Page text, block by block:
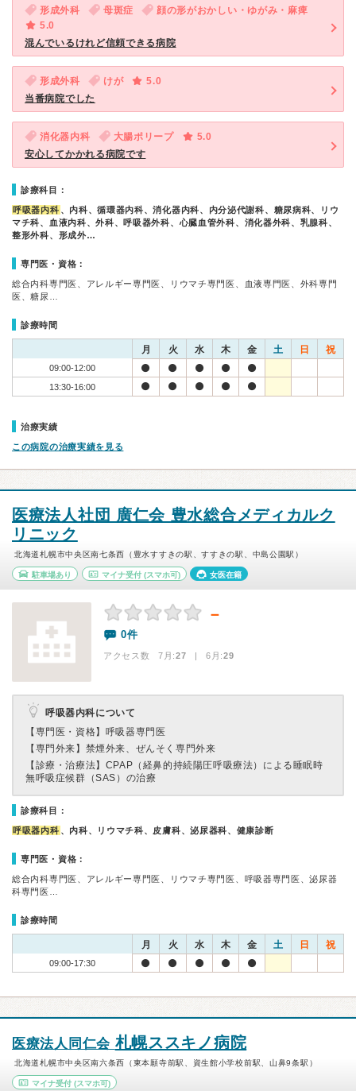
形成外科 母斑症
顔の形がおかしい・ゆがみ・麻痺
5.0
混んでいるけれど信頼できる病院
形成外科 けが
5.0
当番病院でした
消化器内科 大腸ポリープ
5.0
安心してかかれる病院です
診療科目：
呼吸器内科 、内科、循環器内科、消化器内科、内分泌代謝科、糖尿病科、リウ
マチ科、血液内科、外科、呼吸器外科、心臓血管外科、消化器外科、乳腺科、
整形外科、形成外…
専門医・資格：
総合内科専門医、アレルギー専門医、リウマチ専門医、血液専門医、外科専門
医、糖尿…
診療時間
月 火 水 木 金 土 日 祝
09:00-12:00
13:30-16:00
治療実績
この病院の治療実績を見る
医療法人社団 廣仁会 豊水総合メディカルク
リニック
北海道札幌市中央区南七条西（豊水すすきの駅、すすきの駅、中島公園駅）
駐車場あり マイナ受付(スマホ可) 女医在籍
－
0件
アクセス数 7月:27 | 6月:29
呼吸器内科について
【専門医・資格】 呼吸器専門医
【専門外来】 禁煙外来、ぜんそく専門外来
【診療・治療法】 CPAP（経鼻的持続陽圧呼吸療法）による睡眠時
無呼吸症候群（SAS）の治療
診療科目：
呼吸器内科 、内科、リウマチ科、皮膚科、泌尿器科、健康診断
専門医・資格：
総合内科専門医、アレルギー専門医、リウマチ専門医、呼吸器専門医、泌尿器
科専門医…
診療時間
月 火 水 木 金 土 日 祝
09:00-17:30
医療法人同仁会 札幌ススキノ病院
北海道札幌市中央区南六条西（東本願寺前駅、資生館小学校前駅、山鼻9条駅）
マイナ受付 (スマホ可)